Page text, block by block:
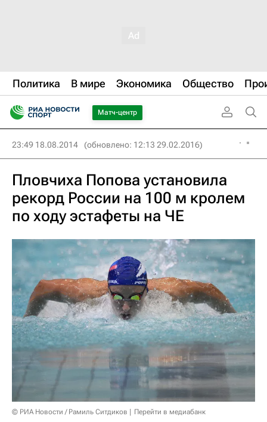
Политика В мире Экономика Общество
Матч-центр
23:49 18.08.2014 (обновлено: 12:13 29.02.2016)
Пловчиха Попова установила
рекорд России на 100 м кролем
по ходу эстафеты на ЧЕ
© РИА Новости / Рамиль Ситдиков Перейти в медиабанк